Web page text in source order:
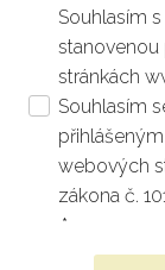
Souhlasím
stanovenou
stránkách
Souhlasím
webových
zákona č.
*